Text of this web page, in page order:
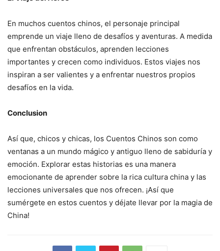
En muchos cuentos chinos, el personaje principal
emprende un viaje lleno de desafíos y aventuras. A medida
que enfrentan obstáculos, aprenden lecciones
importantes y crecen como individuos. Estos viajes nos
inspiran a ser valientes y a enfrentar nuestros propios
desafíos en la vida.
Conclusion
Así que, chicos y chicas, los Cuentos Chinos son como
ventanas a un mundo mágico y antiguo lleno de sabiduría y
emoción. Explorar estas historias es una manera
emocionante de aprender sobre la rica cultura china y las
lecciones universales que nos ofrecen. ¡Así que
sumérgete en estos cuentos y déjate llevar por la magia de
China!